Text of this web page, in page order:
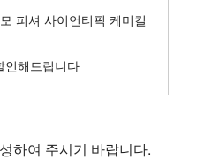
피셔 사이언티픽 케미컬
인해드립니다
하여 주시기 바랍니다.